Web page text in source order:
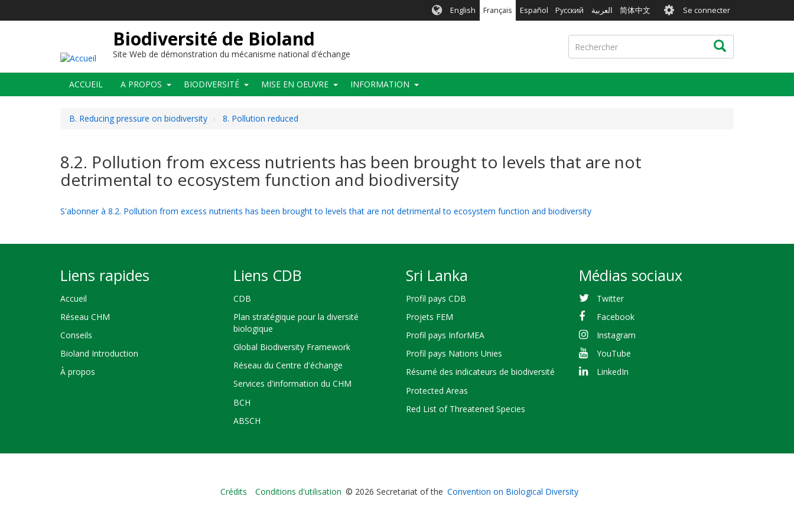
English Français Español Русский العربية 简体中文 User
account
menu
Se connecter
Biodiversité de Bioland
Site Web de démonstration du mécanisme national d'échange
Rechercher Rechercher
Main
navigation
ACCUEIL A PROPOS BIODIVERSITÉ MISE EN OEUVRE INFORMATION
B. Reducing pressure on biodiversity 8. Pollution reduced
8.2. Pollution from excess nutrients has been brought to levels that are not
detrimental to ecosystem function and biodiversity
S'abonner à 8.2. Pollution from excess nutrients has been brought to levels that are not detrimental to ecosystem function and biodiversity
Liens rapides
Accueil
Réseau CHM
Conseils
Bioland Introduction
À propos
Liens CDB
CDB
Plan stratégique pour la diversité
biologique
Global Biodiversity Framework
Réseau du Centre d'échange
Services d'information du CHM
BCH
ABSCH
Sri Lanka
Profil pays CDB
Projets FEM
Profil pays InforMEA
Profil pays Nations Unies
Résumé des indicateurs de biodiversité
Protected Areas
Red List of Threatened Species
Médias sociaux
Twitter
Facebook
Instagram
YouTube
LinkedIn
Bioland
Crédits Conditions d'utilisation © 2026 Secretariat of the Convention on Biological Diversity